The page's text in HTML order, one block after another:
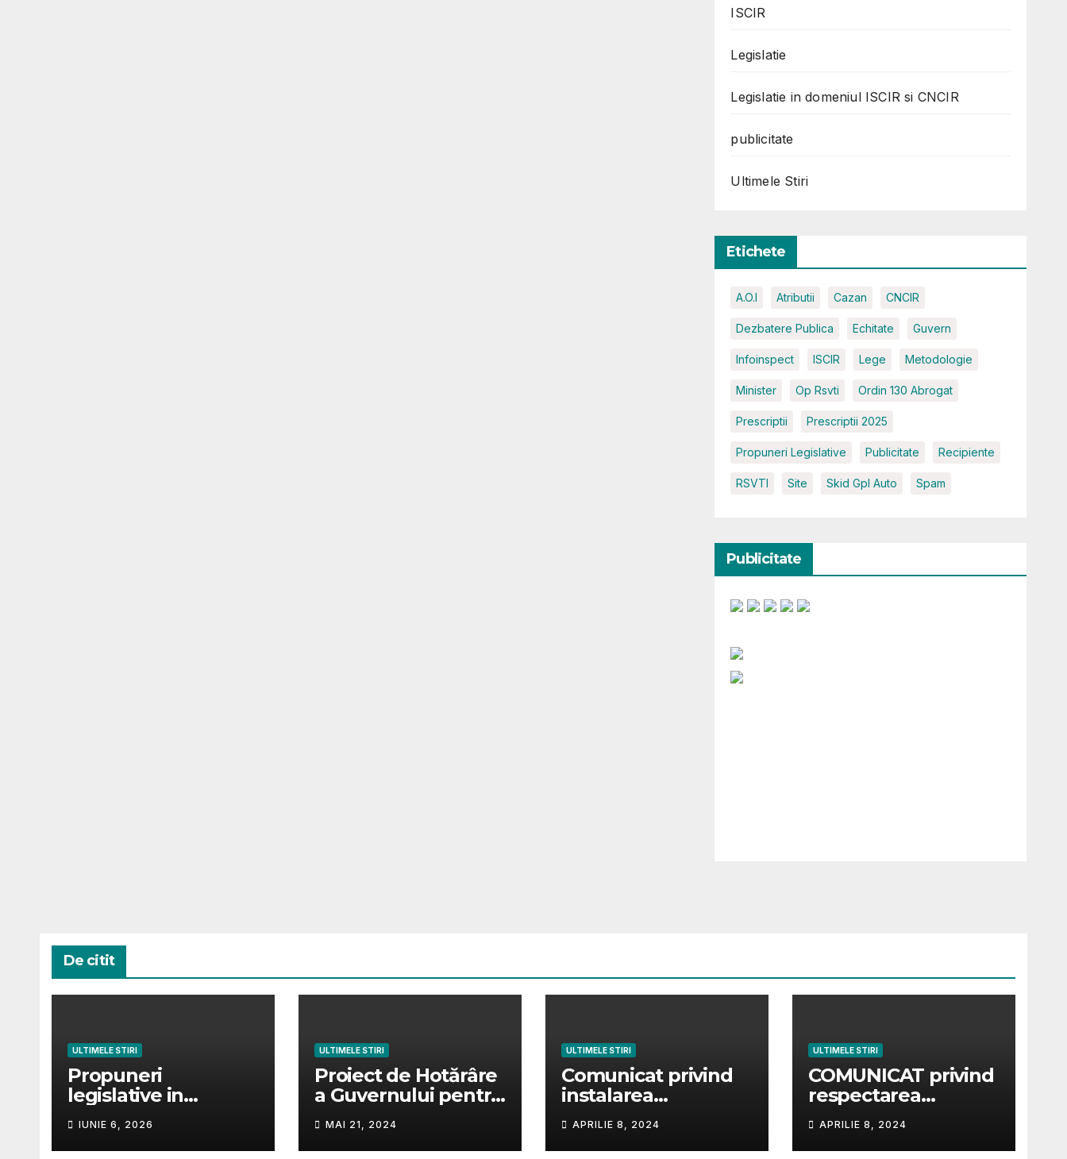
ISCIR
Legislatie
Legislatie in domeniul ISCIR si CNCIR
publicitate
Ultimele Stiri
Etichete
A.O.I Atributii Cazan CNCIR
Dezbatere Publica Echitate Guvern
Infoinspect ISCIR Lege Metodologie
Minister Op Rsvti Ordin 130 Abrogat
Prescriptii Prescriptii 2025
Propuneri Legislative Publicitate Recipiente
RSVTI Site Skid Gpl Auto Spam
Publicitate
De citit
ULTIMELE STIRI
Propuneri
legislative in
dezbatere publica-
Sursa
IUNIE 6, 2026
ULTIMELE STIRI
Proiect de Hotărâre
a Guvernului pentru
modificarea și
completarea
MAI 21, 2024
ULTIMELE STIRI
Comunicat privind
instalarea
sistemelor de
supraveghere video
APRILIE 8, 2024
ULTIMELE STIRI
COMUNICAT privind
respectarea
condiţiilor pentru
punerea la
APRILIE 8, 2024